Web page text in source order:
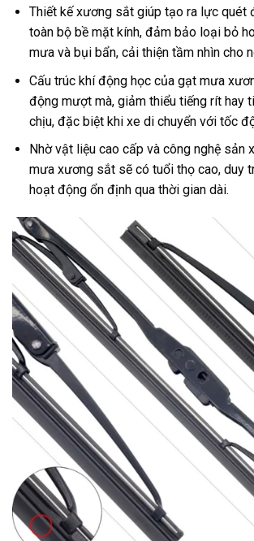
Thiết kế xương sắt giúp tạo ra lực quét
toàn bộ bề mặt kính, đảm bảo loại bỏ
mưa và bụi bẩn, cải thiện tầm nhìn cho
Cấu trúc khí động học của gạt mưa
động mượt mà, giảm thiểu tiếng rít hay
chịu, đặc biệt khi xe di chuyển với tốc
Nhờ vật liệu cao cấp và công nghệ sản
mưa xương sắt sẽ có tuổi thọ cao, duy
hoạt động ổn định qua thời gian dài.